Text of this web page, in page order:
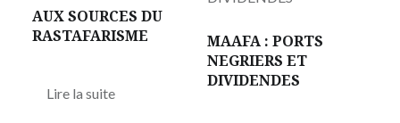
AUX SOURCES DU
RASTAFARISME
Lire la suite
MAAFA : PORTS
NEGRIERS ET
DIVIDENDES